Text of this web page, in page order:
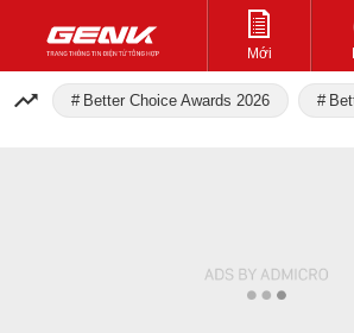
Mới
Better Choice Awards 2026